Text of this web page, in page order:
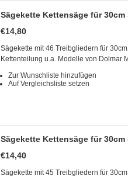
Sägekette Kettensäge für
€14,80
Sägekette mit 46 Treibgliedern für
Kettenteilung u.a. Modelle von Dolmar
Zur Wunschliste hinzufügen
Auf Vergleichsliste setzen
Sägekette Kettensäge für
€14,40
Sägekette mit 45 Treibgliedern für